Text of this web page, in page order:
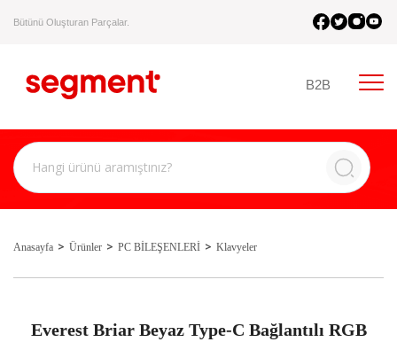
Bütünü Oluşturan Parçalar.
B2B
Anasayfa Ürünler PC BİLEŞENLERİ Klavyeler
Everest Briar Beyaz Type-C Bağlantılı RGB